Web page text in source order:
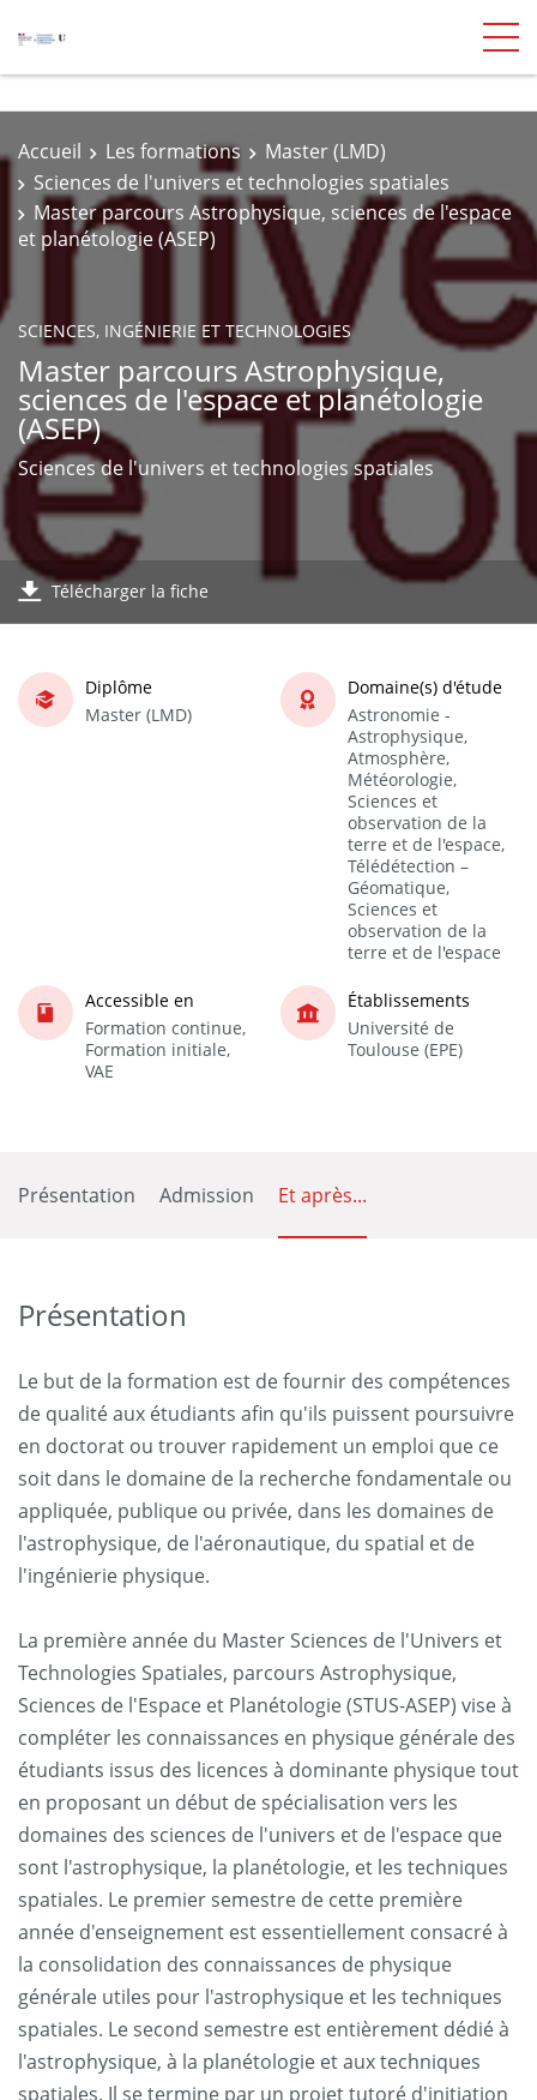
Accueil Les formations
Master (LMD)
Sciences de l'univers et technologies spatiales
Master parcours Astrophysique, sciences de l'espace
et planétologie (ASEP)
SCIENCES, INGÉNIERIE ET TECHNOLOGIES
Master parcours Astrophysique,
sciences de l'espace et planétologie
(ASEP)
Sciences de l'univers et technologies spatiales
Télécharger la fiche
Diplôme
Master (LMD)
Domaine(s) d'étude
Astronomie -
Astrophysique,
Atmosphère,
Météorologie,
Sciences et
observation de la
terre et de l'espace,
Télédétection –
Géomatique,
Sciences et
observation de la
terre et de l'espace
Accessible en
Formation continue,
Formation initiale,
VAE
Établissements
Université de
Toulouse (EPE)
Présentation Admission Et après...
Présentation
Le but de la formation est de fournir des compétences
de qualité aux étudiants afin qu'ils puissent poursuivre
en doctorat ou trouver rapidement un emploi que ce
soit dans le domaine de la recherche fondamentale ou
appliquée, publique ou privée, dans les domaines de
l'astrophysique, de l'aéronautique, du spatial et de
l'ingénierie physique.
La première année du Master Sciences de l'Univers et
Technologies Spatiales, parcours Astrophysique,
Sciences de l'Espace et Planétologie (STUS-ASEP) vise à
compléter les connaissances en physique générale des
étudiants issus des licences à dominante physique tout
en proposant un début de spécialisation vers les
domaines des sciences de l'univers et de l'espace que
sont l'astrophysique, la planétologie, et les techniques
spatiales. Le premier semestre de cette première
année d'enseignement est essentiellement consacré à
la consolidation des connaissances de physique
générale utiles pour l'astrophysique et les techniques
spatiales. Le second semestre est entièrement dédié à
l'astrophysique, à la planétologie et aux techniques
spatiales. Il se termine par un projet tutoré d'initiation